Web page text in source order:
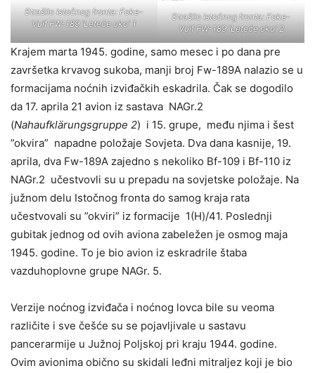
Strašilo Istočnog fronta: Foke-
Vulf FW-189 'Leteće oko' 1
Strašilo Istočnog fronta: Foke-
Vulf FW-189 'Leteće oko' 2
Krajem marta 1945. godine, samo mesec i po dana pre
završetka krvavog sukoba, manji broj Fw-189A nalazio se u
formacijama noćnih izviđačkih eskadrila. Čak se dogodilo
da 17. aprila 21 avion iz sastava NAGr.2
(Nahaufklärungsgruppe 2) i 15. grupe, među njima i šest
”okvira” napadne položaje Sovjeta. Dva dana kasnije, 19.
aprila, dva Fw-189A zajedno s nekoliko Bf-109 i Bf-110 iz
NAGr.2 učestvovli su u prepadu na sovjetske položaje. Na
južnom delu Istočnog fronta do samog kraja rata
učestvovali su ”okviri” iz formacije 1(Н)/41. Poslednji
gubitak jednog od ovih aviona zabeležen je osmog maja
1945. godine. To je bio avion iz eskradrile štaba
vazduhoplovne grupe NAGr. 5.
Verzije noćnog izviđača i noćnog lovca bile su veoma
različite i sve češće su se pojavljivale u sastavu
pancerarmije u Južnoj Poljskoj pri kraju 1944. godine.
Ovim avionima obično su skidali leđni mitraljez koji je bio